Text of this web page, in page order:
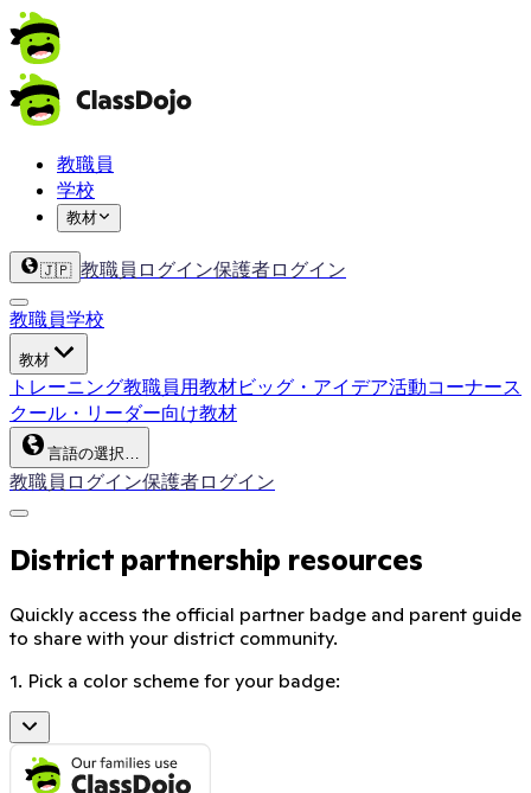
教職員
学校
教材
🇯🇵 教職員ログイン保護者ログイン
教職員学校
教材
トレーニング教職員用教材ビッグ・アイデア活動コーナース
クール・リーダー向け教材
言語の選択…
教職員ログイン保護者ログイン
District partnership resources
Quickly access the official partner badge and parent guide
to share with your district community.
1. Pick a color scheme for your badge: